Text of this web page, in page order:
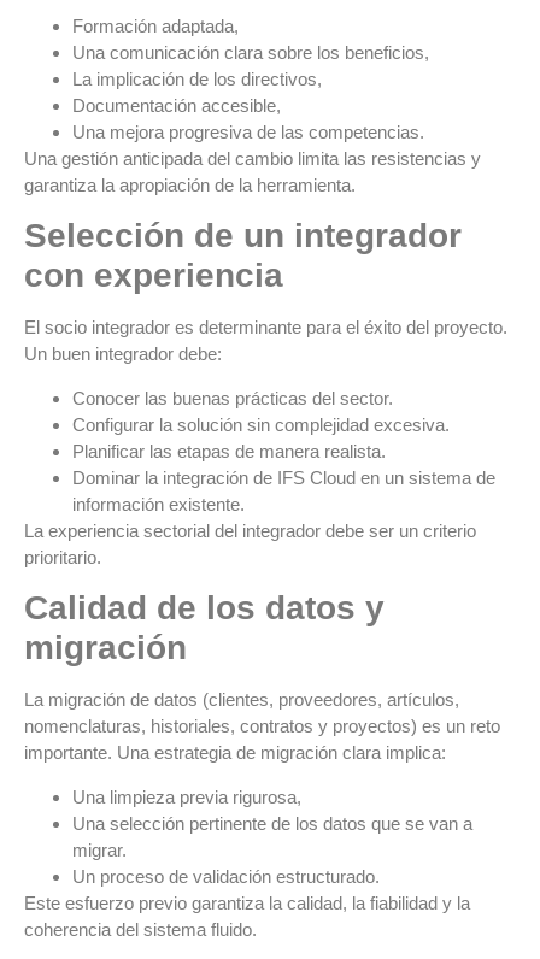
Formación adaptada,
Una comunicación clara sobre los beneficios,
La implicación de los directivos,
Documentación accesible,
Una mejora progresiva de las competencias.
Una gestión anticipada del cambio limita las resistencias y
garantiza la apropiación de la herramienta.
Selección de un integrador
con experiencia
El socio integrador es determinante para el éxito del proyecto.
Un buen integrador debe:
Conocer las buenas prácticas del sector.
Configurar la solución sin complejidad excesiva.
Planificar las etapas de manera realista.
Dominar la integración de IFS Cloud en un sistema de
información existente.
La experiencia sectorial del integrador debe ser un criterio
prioritario.
Calidad de los datos y
migración
La migración de datos (clientes, proveedores, artículos,
nomenclaturas, historiales, contratos y proyectos) es un reto
importante. Una estrategia de migración clara implica:
Una limpieza previa rigurosa,
Una selección pertinente de los datos que se van a
migrar.
Un proceso de validación estructurado.
Este esfuerzo previo garantiza la calidad, la fiabilidad y la
coherencia del sistema fluido.